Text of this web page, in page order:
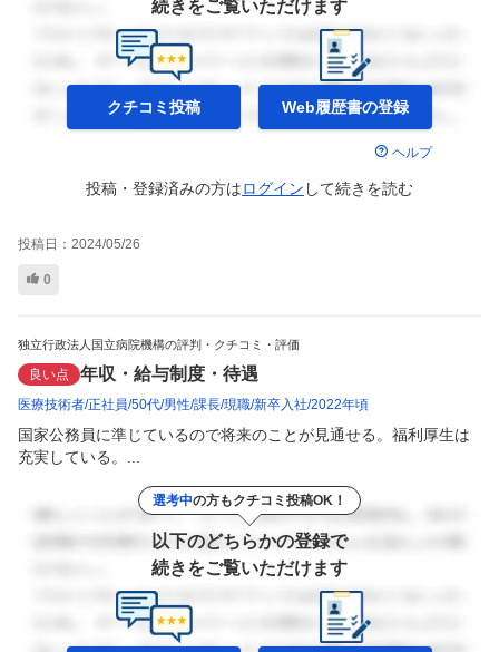
続きをご覧いただけます
クチコミ投稿 Web履歴書の登録
ヘルプ
投稿・登録済みの方はログイン して続きを読む
投稿日： 2024/05/26
0
独立行政法人国立病院機構の評判・クチコミ・評価
良い点 年収・給与制度・待遇
医療技術者 正社員 50代 男性 課長 現職 新卒入社 2022年頃
国家公務員に準じているので将来のことが見通せる。福利厚生は
充実している。...
選考中の方もクチコミ投稿OK！
以下のどちらかの登録で
続きをご覧いただけます